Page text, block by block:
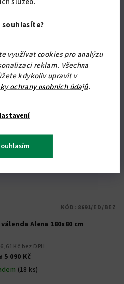
souhlasíte?
využívat cookies pro analýzu
reklam. Všechna
kdykoliv upravit v
ochrany osobních údajů.
z
hvězdiček.
prostorem s lehací plochou 90x200
Alena 180x80 cm
Kč bez DPH
5 090 Kč
(18 ks)
KÓD: 8691/ED/BEZ